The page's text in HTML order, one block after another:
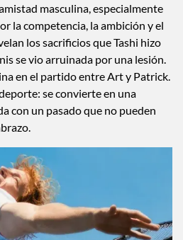
masculina, especialmente
la competencia, la ambición y el
los sacrificios que Tashi hizo
se vio arruinada por una lesión.
en el partido entre Art y Patrick.
se convierte en una
con un pasado que no pueden